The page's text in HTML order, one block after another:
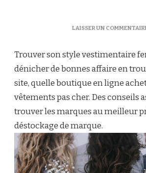
LAISSER UN
Trouver son style vestimentaire
dénicher de bonnes affaire en
site, quelle boutique en ligne
vêtements pas cher. Des conseils
trouver les marques au meilleur
déstockage de marque.